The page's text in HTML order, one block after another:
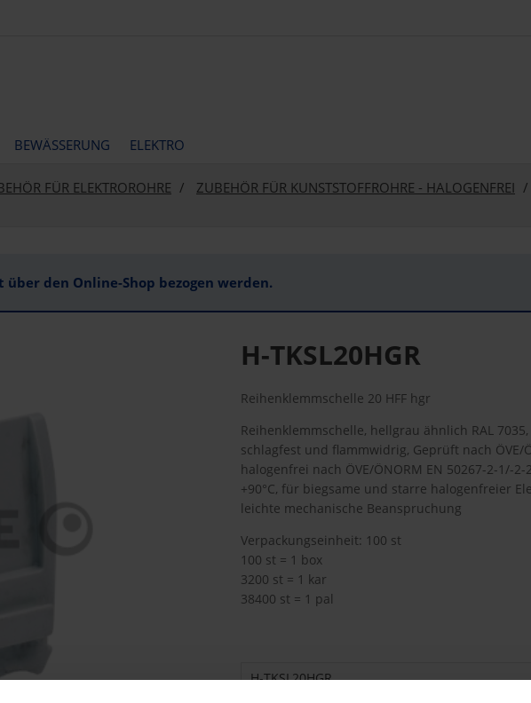
BEWÄSSERUNG ELEKTRO
FÜR ELEKTROROHRE ZUBEHÖR FÜR KUNSTSTOFFROHRE - HALOGENFREI
den Online-Shop bezogen werden.
H-TKSL20HGR
Reihenklemmschelle 20 HFF hgr
Reihenklemmschelle, hellgrau ähnlich RAL
schlagfest und flammwidrig, Geprüft nach ÖVE/
halogenfrei nach ÖVE/ÖNORM EN 50267-2-1/-
+90°C, für biegsame und starre halogenfreier
leichte mechanische Beanspruchung
Verpackungseinheit: 100 st
100 st = 1 box
3200 st = 1 kar
38400 st = 1 pal
H-TKSL20HGR